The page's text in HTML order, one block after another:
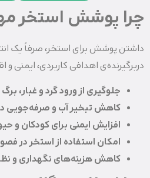
چرا پوشش استخر
داشتن پوشش برای استخر، صرفاً یک
دربرگیرنده‌ی اهدافی کاربردی، ایمنی
جلوگیری از ورود گرد و غبار،
کاهش تبخیر آب و صرفه‌جویی
افزایش ایمنی برای کودکان و
امکان استفاده از استخر در
کاهش هزینه‌های نگهداری و